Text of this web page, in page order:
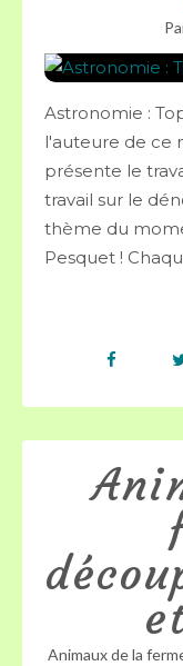
Astronomie :
l'auteure de ce
présente le
travail sur le
thème du
Pesquet !
Animaux de la